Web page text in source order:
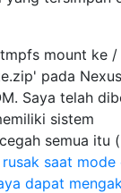
mount ke /
pada
Saya telah
sistem
semua itu
rusak saat mode
dapat